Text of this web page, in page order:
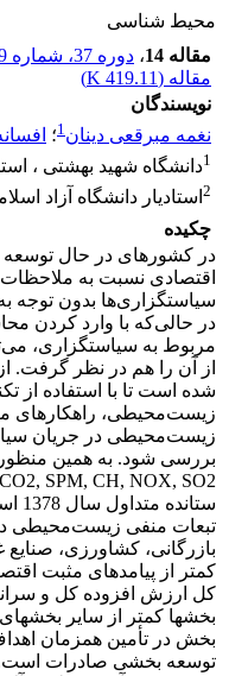
محیط شناسی
مقاله 14
، دوره 37، شماره 59
مقاله (419.11 K
)
نویسندگان
نغمه مبرقعی دینان1؛
1دانشگاه شهید بهشتی ،
2 استادیار دانشگاه آزاد
چکیده
در کشورهای در حال توسعه
اقتصادی نسبت به
سیاستگزاری‌ها بدون
در حالی‌که با وارد کردن
مربوط به سیاستگزاری،
از آن را هم در نظر گرفت.
شده است تا با استفاده از
زیست‌محیطی، راهکارهای
زیست‌محیطی در جریان
تبعات منفی زیست‌محیطی
بازرگانی، کشاورزی،
کمتر از پیامدهای مثبت
کل ارزش افزوده کل و
بخشها کمتر از سایر
بخش در تأمین همزمان
توسعه بخشی صادرات است.